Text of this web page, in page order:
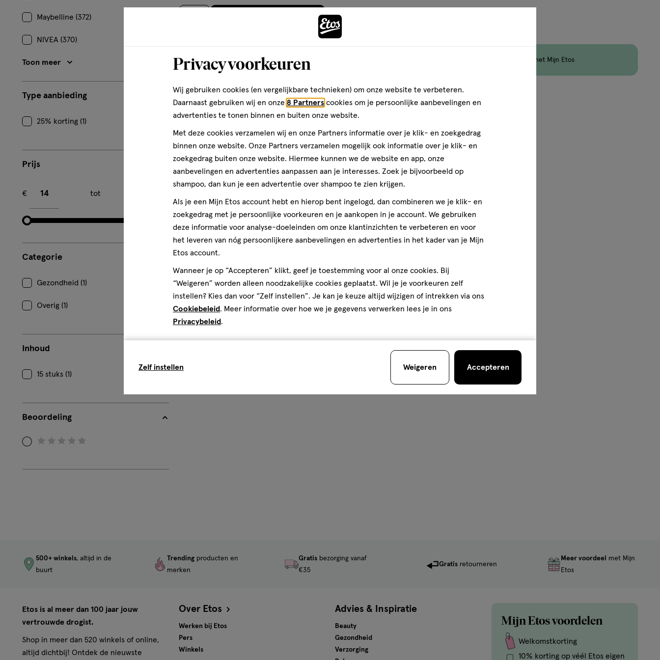
Maybelline (372)
NIVEA (370)
Toon meer
Type aanbieding
25% korting (1)
Prijs
€
tot
Categorie
Gezondheid (1)
Overig (1)
Inhoud
15 stuks (1)
Beoordeling
verhoog aantal met één
Gratisbezorging vanaf €35 op Etos Merk met Mijn Etos
500+ winkels, altijd in de
buurt
Trending producten en
merken
Gratisbezorging vanaf
€35
Gratis retourneren
Meer voordeel
met Mijn
Etos
Etos is al meer dan 100 jaar jouw
vertrouwde drogist.
Shop in meer dan 520 winkels of online,
altijd dichtbij! Ontdek de nieuwste
Over Etos
Werken bij Etos
Pers
Winkels
Advies & Inspiratie
Beauty
Gezondheid
Verzorging
Mijn Etos voordelen
Welkomstkorting
10% korting op véél Etos eigen
Privacy voorkeuren
Wij gebruiken cookies (en vergelijkbare technieken) om onze website te verbeteren.
Daarnaast gebruiken wij en onze 8 Partners cookies om je persoonlijke aanbevelingen en
advertenties te tonen binnen en buiten onze website.
Met deze cookies verzamelen wij en onze Partners informatie over je klik- en zoekgedrag
binnen onze website. Onze Partners verzamelen mogelijk ook informatie over je klik- en
zoekgedrag buiten onze website. Hiermee kunnen we de website en app, onze
aanbevelingen en advertenties aanpassen aan je interesses. Zoek je bijvoorbeeld op
shampoo, dan kun je een advertentie over shampoo te zien krijgen.
Als je een Mijn Etos account hebt en hierop bent ingelogd, dan combineren we je klik- en
zoekgedrag met je persoonlijke voorkeuren en je aankopen in je account. We gebruiken
deze informatie voor analyse-doeleinden om onze klantinzichten te verbeteren en voor
het leveren van nóg persoonlijkere aanbevelingen en advertenties in het kader van je Mijn
Etos account.
Wanneer je op “Accepteren” klikt, geef je toestemming voor al onze cookies. Bij
“Weigeren” worden alleen noodzakelijke cookies geplaatst. Wil je je voorkeuren zelf
instellen? Kies dan voor “Zelf instellen”. Je kan je keuze altijd wijzigen of intrekken via ons
Cookiebeleid. Meer informatie over hoe we je gegevens verwerken lees je in ons
Privacybeleid.
Zelf instellen Weigeren Accepteren